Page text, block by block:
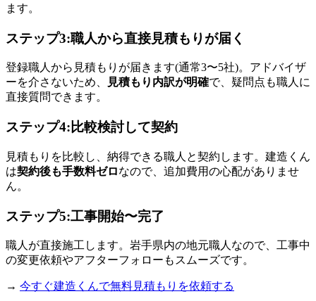
ます。
ステップ3:職人から直接見積もりが届く
登録職人から見積もりが届きます(通常3〜5社)。アドバイザ
ーを介さないため、
見積もり内訳が明確で、疑問点も職人に
直接質問できます。
ステップ4:比較検討して契約
見積もりを比較し、納得できる職人と契約します。建造くん
は契約後も手数料ゼロなので、追加費用の心配がありませ
ん。
ステップ5:工事開始〜完了
職人が直接施工します。岩手県内の地元職人なので、工事中
の変更依頼やアフターフォローもスムーズです。
→ 今すぐ建造くんで無料見積もりを依頼する